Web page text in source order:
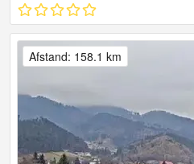
Afstand: 158.1 km